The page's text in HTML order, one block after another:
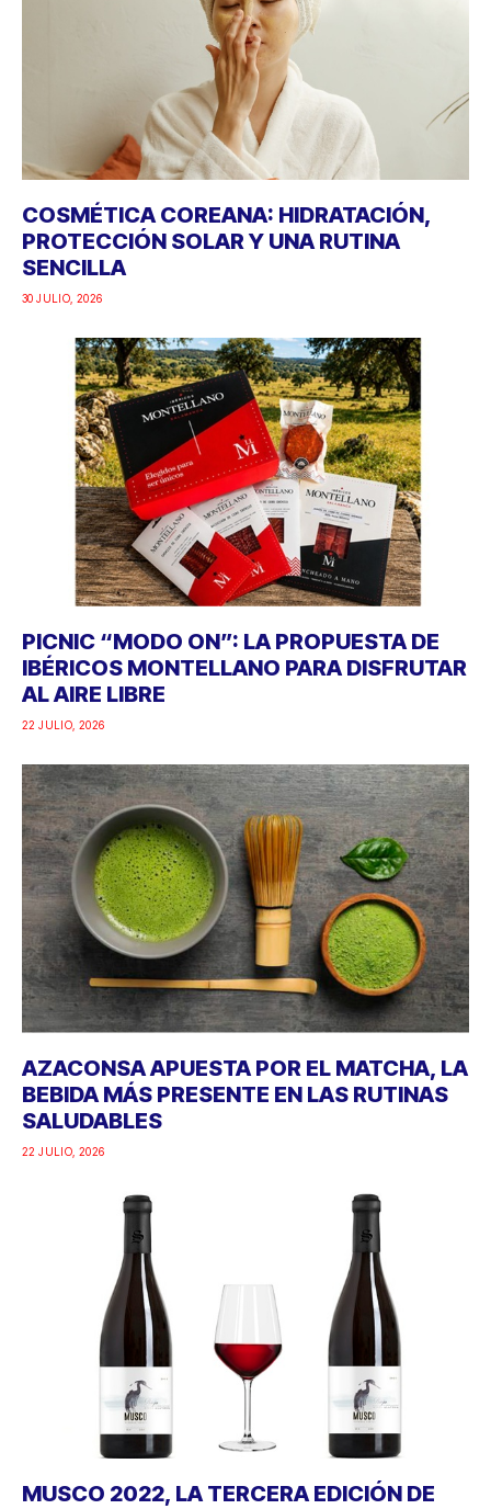
COSMÉTICA COREANA: HIDRATACIÓN,
PROTECCIÓN SOLAR Y UNA RUTINA
SENCILLA
30 JULIO, 2026
PICNIC “MODO ON”: LA PROPUESTA DE
IBÉRICOS MONTELLANO PARA DISFRUTAR
AL AIRE LIBRE
22 JULIO, 2026
AZACONSA APUESTA POR EL MATCHA, LA
BEBIDA MÁS PRESENTE EN LAS RUTINAS
SALUDABLES
22 JULIO, 2026
MUSCO 2022, LA TERCERA EDICIÓN DE